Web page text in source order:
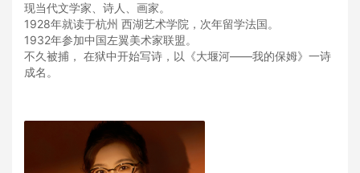
现当代文学家、诗人、画家。
1928年就读于杭州 西湖艺术学院，次年留学法国。
1932年参加中国左翼美术家联盟。
不久被捕， 在狱中开始写诗，以《大堰河——我的保姆》一诗
成名。